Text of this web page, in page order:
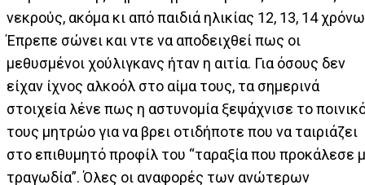
νεκρούς, ακόμα κι από παιδιά ηλικίας 12, 13, 14
Έπρεπε σώνει και ντε να αποδειχθεί πως οι
μεθυσμένοι χούλιγκανς ήταν η αιτία. Για όσους δεν
είχαν ίχνος αλκοόλ στο αίμα τους, τα σημερινά
στοιχεία λένε πως η αστυνομία ξεψάχνισε το
τους μητρώο για να βρει οτιδήποτε που να ταιριάζει
στο επιθυμητό προφίλ του “ταραξία που προκάλεσε
τραγωδία”. Όλες οι αναφορές των ανώτερων